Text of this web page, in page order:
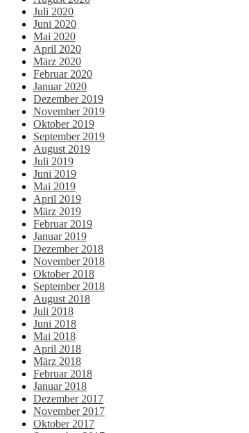
Juli 2020
Juni 2020
Mai 2020
April 2020
März 2020
Februar 2020
Januar 2020
Dezember 2019
November 2019
Oktober 2019
September 2019
August 2019
Juli 2019
Juni 2019
Mai 2019
April 2019
März 2019
Februar 2019
Januar 2019
Dezember 2018
November 2018
Oktober 2018
September 2018
August 2018
Juli 2018
Juni 2018
Mai 2018
April 2018
März 2018
Februar 2018
Januar 2018
Dezember 2017
November 2017
Oktober 2017